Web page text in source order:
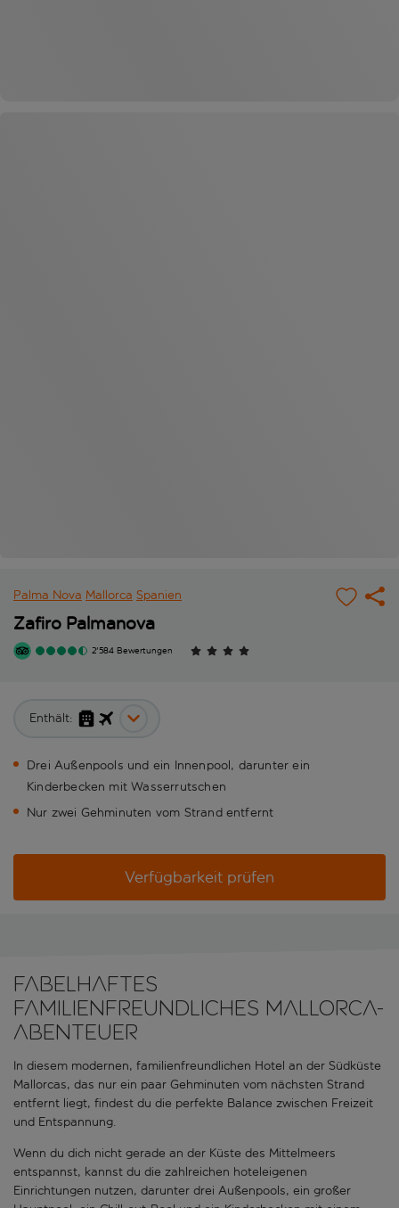
Palma Nova Mallorca Spanien
Zafiro Palmanova
2'584 Bewertungen
Enthält:
Drei Außenpools und ein Innenpool, darunter ein
Kinderbecken mit Wasserrutschen
Nur zwei Gehminuten vom Strand entfernt
Verfügbarkeit prüfen
Fabelhaftes
familienfreundliches Mallorca-
Abenteuer
In diesem modernen, familienfreundlichen Hotel an der Südküste
Mallorcas, das nur ein paar Gehminuten vom nächsten Strand
entfernt liegt, findest du die perfekte Balance zwischen Freizeit
und Entspannung.
Wenn du dich nicht gerade an der Küste des Mittelmeers
entspannst, kannst du die zahlreichen hoteleigenen
Einrichtungen nutzen, darunter drei Außenpools, ein großer